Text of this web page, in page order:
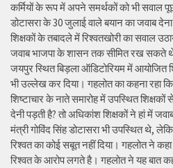
कर्मियों के रूप में अपने समर्थकों को भी सवाल
डोटासरा के 30 जुलाई वाले बयान का जवाब
शिक्षकों के तबादले में रिश्वतखोरी का सवाल
जवाब भाजपा के शासन तक सीमित रख सकते
जयपुर स्थित बिड़ला ऑडिटोरियम में आयोजित
भी उल्लेख कर दिया। गहलोत का कहना रहा
शिष्टाचार के नाते समारोह में उपस्थित शिक्षकों
देनी पड़ती है? तो अधिकांश शिक्षकों ने हां में
मंत्री गोविंद सिंह डोटासरा भी उपस्थित थे,
रिश्वत का कोई सबूत नहीं दिया। गहलोत ने
रिश्वत के आरोप लगते है। गहलोत ने यह बात